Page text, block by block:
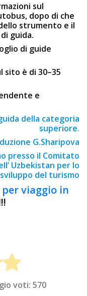
sul
dopo di che
strumento e il
guida.
di guide
sito è di 30–35
e
della categoria
superiore.
G.Sharipova
presso il Comitato
Uzbekistan per lo
sviluppo del turismo
viaggio in
voti: 570